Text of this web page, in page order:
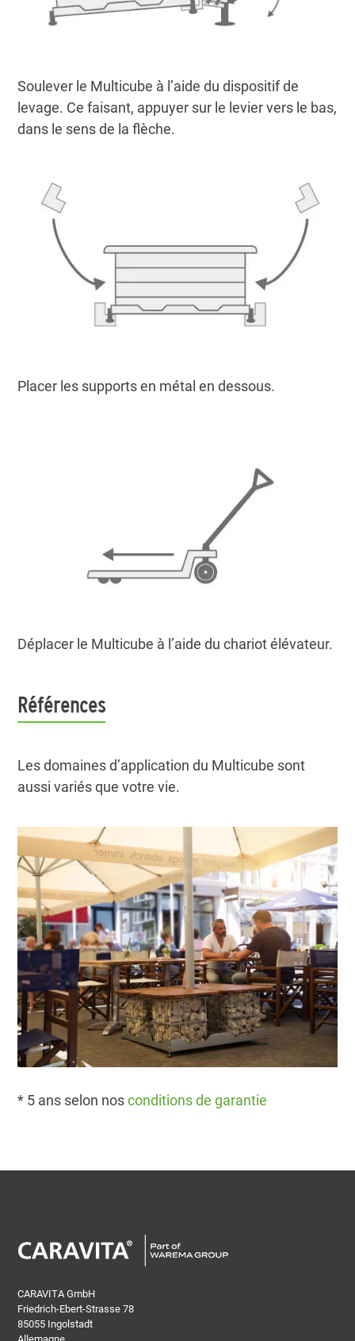
Soulever le Multicube à l’aide du dispositif de
levage. Ce faisant, appuyer sur le levier vers le bas,
dans le sens de la flèche.
Placer les supports en métal en dessous.
Déplacer le Multicube à l’aide du chariot élévateur.
Références
Les domaines d’application du Multicube sont
aussi variés que votre vie.
* 5 ans selon nosconditions de garantie
CARAVITA GmbH
Friedrich-Ebert-Strasse 78
85055 Ingolstadt